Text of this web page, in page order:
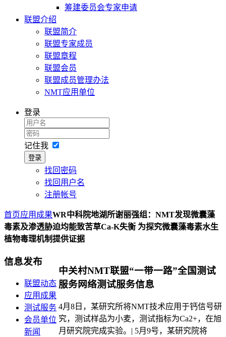
筹建委员会专家申请
联盟介绍
联盟简介
联盟专家成员
联盟章程
联盟会员
联盟成员管理办法
NMT应用单位
登录
记住我
登录
找回密码
找回用户名
注册帐号
首页应用成果WR中科院地湖所谢丽强组：NMT发现微囊藻
毒素及渗透胁迫均能致苦草Ca-K失衡 为探究微囊藻毒素水生
植物毒理机制提供证据
中关村NMT联盟“一带一路”全国测试
服务网络测试服务信息
4月8日，某研究所将NMT技术应用于钙信号研
究，测试样品为小麦，测试指标为Ca2+，在旭
月研究院完成实验。| 5月9号，某研究院将
信息发布
联盟动态
应用成果
测试服务
会员单位
新闻